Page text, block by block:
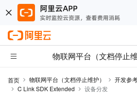
物联网平台（文档停止维
首页 物联网平台（文档停止维护） 开发参
C Link SDK Extended
设备分发